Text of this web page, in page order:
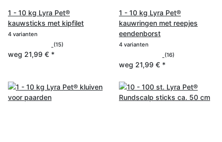
1 - 10 kg Lyra Pet®
kauwsticks met kipfilet
4 varianten
(15)
weg 21,99 € *
1 - 10 kg Lyra Pet®
kauwringen met reepjes
eendenborst
4 varianten
(16)
weg 21,99 € *